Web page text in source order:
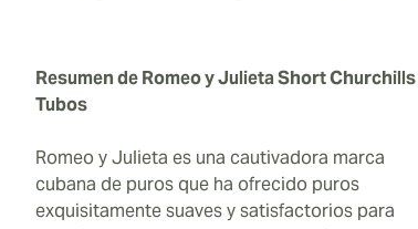
Resumen de Romeo y Julieta Short Churchills
Tubos
Romeo y Julieta es una cautivadora marca
cubana de puros que ha ofrecido puros
exquisitamente suaves y satisfactorios para